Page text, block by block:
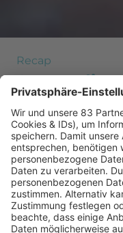
Recap
So war die
von "Die
Am 18. Juli 2026
erste Mal in der
im HSV-Stadion
können. 80s80s
mehr lesen